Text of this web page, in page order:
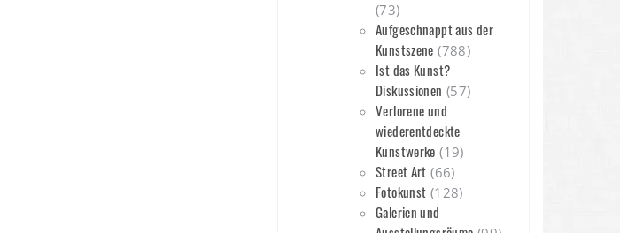
(73)
Aufgeschnappt aus der
Kunstszene (788)
Ist das Kunst?
Diskussionen (57)
Verlorene und
wiederentdeckte
Kunstwerke (19)
Street Art (66)
Fotokunst (128)
Galerien und